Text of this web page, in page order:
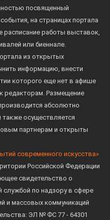
посвященный
на страницах портала
расписание работы выставок,
или биеннале.
из открытых
информацию, внести
которого еще нет в афише
редакторам. Размещение
абсолютно
осуществляется
партнерам и открыты
современного искусства»
Российской Федерации
свидетельство о
службой по надзору в сфере
и массовых коммуникаций
ЭЛ № ФС 77 - 64301